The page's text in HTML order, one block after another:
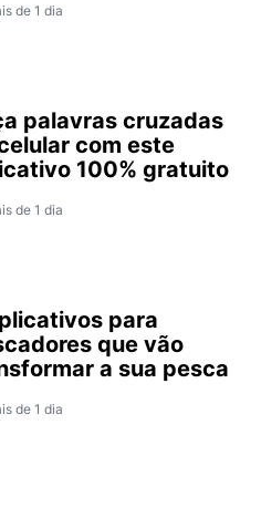
de 1 dia
palavras cruzadas
com este
100% gratuito
de 1 dia
para
que vão
a sua pesca
de 1 dia